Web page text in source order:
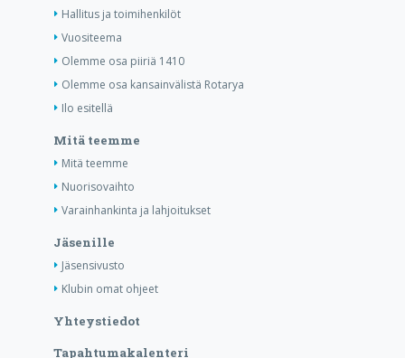
Hallitus ja toimihenkilöt
Vuositeema
Olemme osa piiriä 1410
Olemme osa kansainvälistä Rotarya
Ilo esitellä
Mitä teemme
Mitä teemme
Nuorisovaihto
Varainhankinta ja lahjoitukset
Jäsenille
Jäsensivusto
Klubin omat ohjeet
Yhteystiedot
Tapahtumakalenteri